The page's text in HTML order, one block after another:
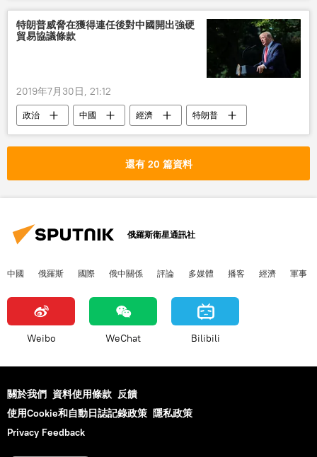
特朗普威脅在獲得連任後對中國開出強硬
貿易協議條款
2019年7月30日, 21:12
政治 中國 經濟
特朗普
貿易協議
還有 20 篇資料
俄羅斯衛星通訊社
中國 俄羅斯 國際 俄中關係 評論 多媒體 播客 經濟 軍事
Weibo WeChat Bilibili
關於我們 資料使用條款 反饋
使用Cookie和自動日誌記錄政策 隱私政策
Privacy Feedback